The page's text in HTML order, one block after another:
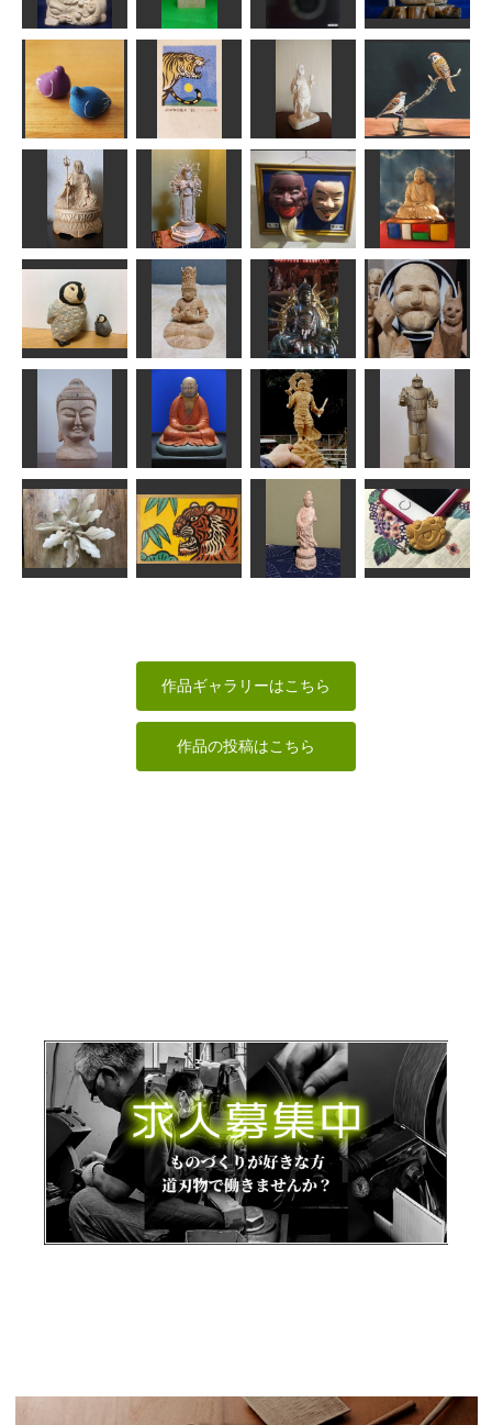
童普賢
俊造
ニコじい
kiyonk
舅猿
武宝
いねむり一休
さん
ta-chann
張り子の鳥
深瀬
年賀状「寅」
10
道刃物★所蔵参考
作品
毘沙門天
アラン
スズメ
MINI
お地蔵さん
茶々丸
千手観音菩薩
像
みっちゃん
狂言面
武宝
達磨大師
夢民村HAMA
ペンギンの赤
ちゃん：巨大
な赤ちゃん
LOVEクラフト
大日如来坐像
ぱんでし
大仏御身ぬぐ
い
sigesama
小さな面。
茂太郎くん
マンダレー風
仏頭
ちゅうさん
達磨大師像
タカじいさん
持国天
sigesama
鉄人28号
俊造
道刃物★所蔵参考
白衣観音
作品ギャラリーはこちら
作品の投稿はこちら